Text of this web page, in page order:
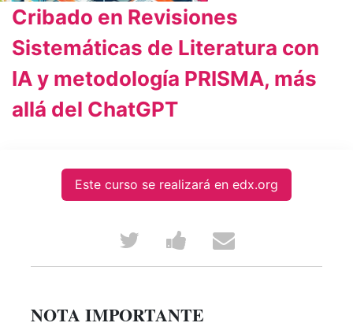
Cribado en Revisiones
Sistemáticas de Literatura con
IA y metodología PRISMA, más
allá del ChatGPT
Este curso se realizará en edx.org
Tweet
that
you've
Post
a
Facebook
Email
someone
NOTA IMPORTANTE